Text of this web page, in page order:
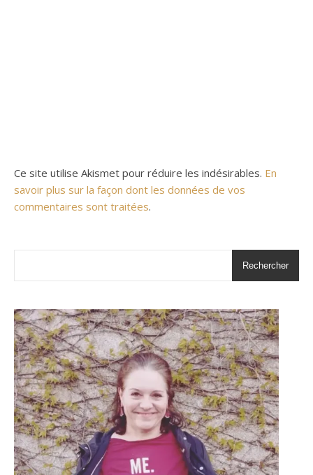
Ce site utilise Akismet pour réduire les indésirables. En
savoir plus sur la façon dont les données de vos
commentaires sont traitées.
Rechercher